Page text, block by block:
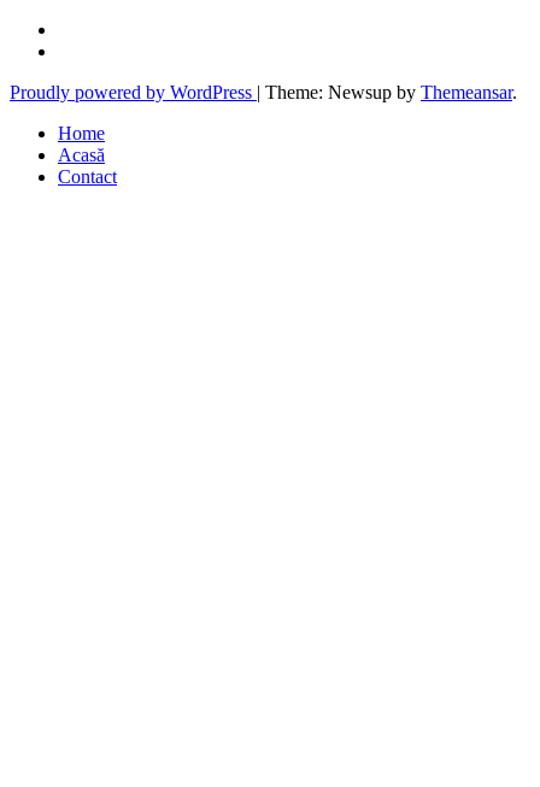
Proudly powered by WordPress | Theme: Newsup by Themeansar.
Home
Acasă
Contact